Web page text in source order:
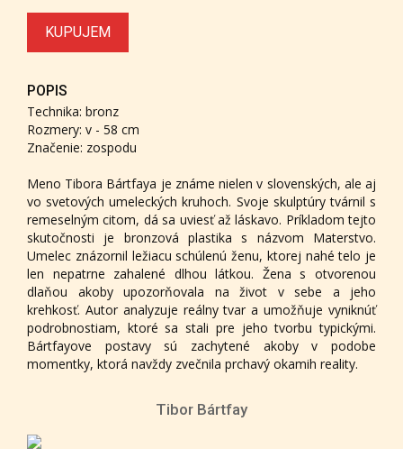
KUPUJEM
POPIS
Technika: bronz
Rozmery: v - 58 cm
Značenie: zospodu
Meno Tibora Bártfaya je známe nielen v slovenských, ale aj
vo svetových umeleckých kruhoch. Svoje skulptúry tvárnil s
remeselným citom, dá sa uviesť až láskavo. Príkladom tejto
skutočnosti je bronzová plastika s názvom Materstvo.
Umelec znázornil ležiacu schúlenú ženu, ktorej nahé telo je
len nepatrne zahalené dlhou látkou. Žena s otvorenou
dlaňou akoby upozorňovala na život v sebe a jeho
krehkosť. Autor analyzuje reálny tvar a umožňuje vyniknúť
podrobnostiam, ktoré sa stali pre jeho tvorbu typickými.
Bártfayove postavy sú zachytené akoby v podobe
momentky, ktorá navždy zvečnila prchavý okamih reality.
Tibor Bártfay